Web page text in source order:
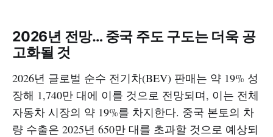
2026년 전망… 중국 주도 구도는 더욱 공
고화될 것
2026년 글로벌 순수 전기차(BEV) 판매는 약 19% 성
장해 1,740만 대에 이를 것으로 전망되며, 이는 전체
자동차 시장의 약 19%를 차지한다. 중국 본토의 차
량 수출은 2025년 650만 대를 초과할 것으로 예상되